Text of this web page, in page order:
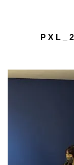
【2026年10月
【2026年10月】
U-15メタバー